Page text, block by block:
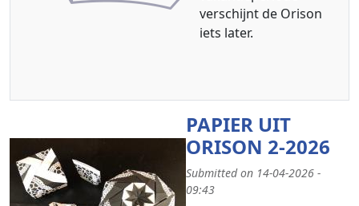
verschijnt de Orison
iets later.
PAPIER UIT
ORISON 2-2026
Submitted on 14-04-2026 -
09:43